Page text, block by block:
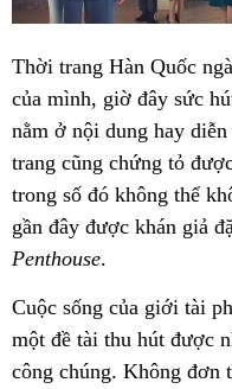
Thời trang Hàn Quốc
của mình, giờ đây sức
nằm ở nội dung hay
trang cũng chứng tỏ
trong số đó không thể
gần đây được khán giả
Penthouse.
Cuộc sống của giới tài
một đề tài thu hút được
công chúng. Không đơn